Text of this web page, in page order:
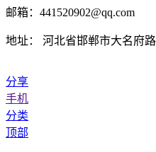
邮箱：441520902@qq.com
地址： 河北省邯郸市大名府
分享
手机
分类
顶部